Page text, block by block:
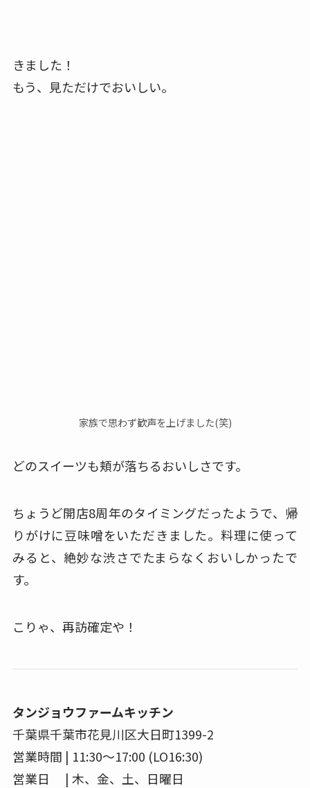
きました！
もう、見ただけでおいしい。
家族で思わず歓声を上げました(笑)
どのスイーツも頬が落ちるおいしさです。
ちょうど開店8周年のタイミングだったようで、帰
りがけに豆味噌をいただきました。料理に使って
みると、絶妙な渋さでたまらなくおいしかったで
す。
こりゃ、再訪確定や！
タンジョウファームキッチン
千葉県千葉市花見川区大日町1399-2
営業時間 | 11:30～17:00 (LO16:30)
営業日 | 木、金、土、日曜日